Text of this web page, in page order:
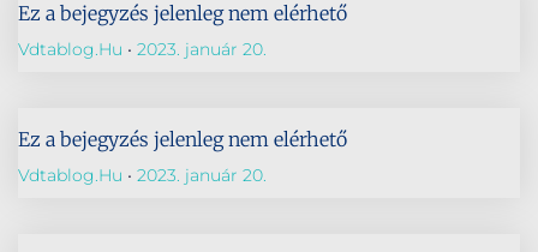
Ez a bejegyzés jelenleg nem elérhető
Vdtablog.hu 2023. január 20.
Ez a bejegyzés jelenleg nem elérhető
Vdtablog.hu 2023. január 20.